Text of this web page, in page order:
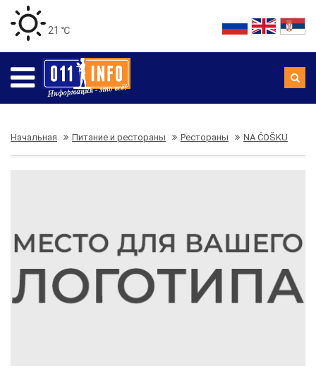
21 ℃
Начальная Питание и рестораны Рестораны NA ĆOŠKU